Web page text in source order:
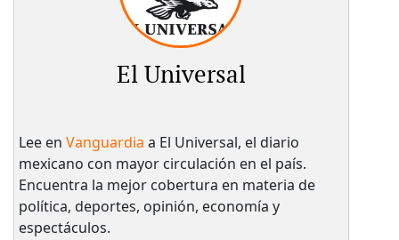
El Universal
Lee en Vanguardia a El Universal, el diario
mexicano con mayor circulación en el país.​
Encuentra la mejor cobertura en materia de
política, deportes, opinión, economía y
espectáculos.